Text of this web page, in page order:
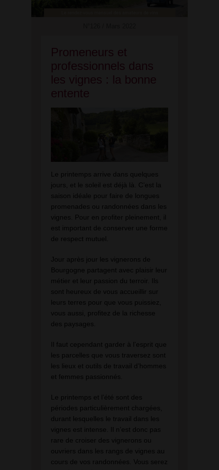
Promeneurs et
professionnels dans
les vignes : la bonne
entente
Le printemps arrive dans quelques
jours, et le soleil est déjà là. C’est la
saison idéale pour faire de longues
promenades ou randonnées dans les
vignes. Pour en profiter pleinement, il
est important de conserver une forme
de respect mutuel.
Jour après jour les vignerons de
Bourgogne partagent avec plaisir leur
métier et leur passion du terroir. Ils
sont heureux de vous accueillir sur
leurs terres pour que vous puissiez,
vous aussi, profitez de la richesse
des paysages.
Il faut cependant garder à l’esprit que
les parcelles que vous traversez sont
les lieux et outils de travail d’hommes
et femmes passionnés.
Le printemps et l’été sont des
périodes particulièrement chargées,
durant lesquelles le travail dans les
vignes est intense. Il n’est donc pas
rare de croiser des vignerons ou
ouvriers dans les rangs de vignes au
cours de vos randonnées. Vous serez